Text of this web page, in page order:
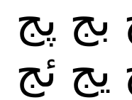
بج پج
يج ئج